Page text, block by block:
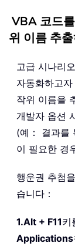
VBA 코드
위 이름 추
고급 시나리
자동화하고
작위 이름을
개발자 옵션
(예： 결과를
이 필요한 경
행운권 추첨
습니다：
1.Alt + F11키
Applications